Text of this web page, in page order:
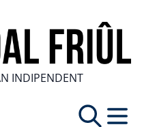
INDIPENDENT